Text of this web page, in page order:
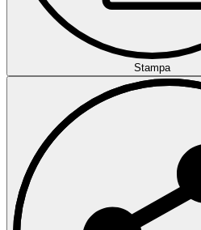
Stampa